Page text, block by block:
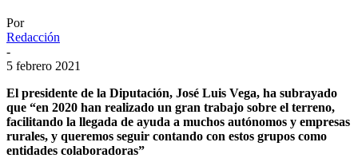
Por
Redacción
-
5 febrero 2021
El presidente de la Diputación, José Luis Vega, ha subrayado
que “en 2020 han realizado un gran trabajo sobre el terreno,
facilitando la llegada de ayuda a muchos autónomos y empresas
rurales, y queremos seguir contando con estos grupos como
entidades colaboradoras”